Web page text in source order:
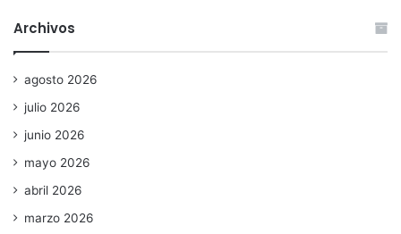
Archivos
agosto 2026
julio 2026
junio 2026
mayo 2026
abril 2026
marzo 2026